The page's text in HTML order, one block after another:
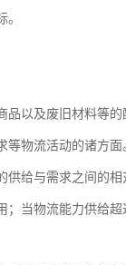
。
以及废旧材料等的
等物流活动的诸方面
给与需求之间的相
当物流能力供给